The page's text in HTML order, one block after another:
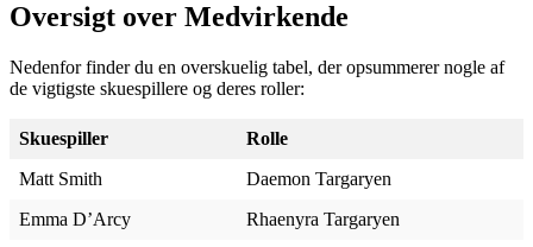
Oversigt over Medvirkende
Nedenfor finder du en overskuelig tabel, der opsummerer nogle af
de vigtigste skuespillere og deres roller:
Skuespiller
Rolle
Matt Smith
Daemon Targaryen
Emma D’Arcy
Rhaenyra Targaryen